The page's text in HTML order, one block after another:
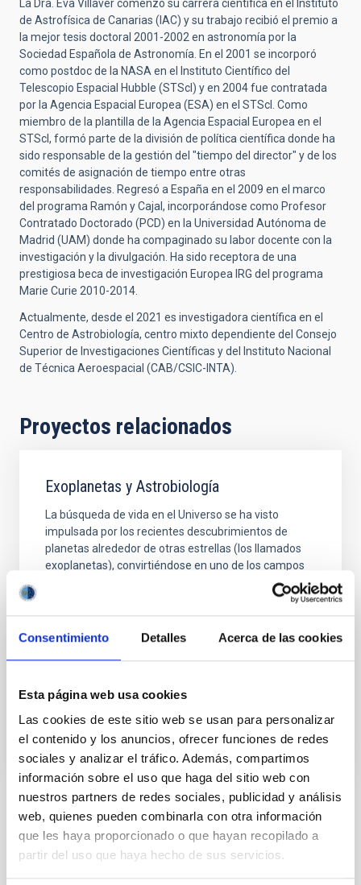
Consentimiento Detalles Acerca de las cookies
Esta página web usa cookies
Las cookies de este sitio web se usan para personalizar
el contenido y los anuncios, ofrecer funciones de redes
sociales y analizar el tráfico. Además, compartimos
información sobre el uso que haga del sitio web con
nuestros partners de redes sociales, publicidad y análisis
web, quienes pueden combinarla con otra información
que les haya proporcionado o que hayan recopilado a
partir del uso que haya hecho de sus servicios.
La Dra. Eva Villavercomenzó su carrera científica en el Instituto
de Astrofísica de Canarias (IAC) y su trabajo recibió el premio a
la mejor tesis doctoral 2001-2002 en astronomía por la
Sociedad Española de Astronomía. En el 2001 se incorporó
como postdoc de la NASA en el Instituto Científico del
Telescopio Espacial Hubble (STScI) y en 2004 fue contratada
por la Agencia Espacial Europea (ESA) en el STScI. Como
miembro de la plantilla de la Agencia Espacial Europea en el
STScI, formó parte de la división de pol ítica científica donde ha
sido responsable de la gestión del "tiempo del director" y de los
comités de asignación de tiempo entre otras
responsabilidades. Regresó a España en el 2009 en el marco
del programa Ramón y Cajal, incorporándose como Profesor
Contratado Doctorado (PCD) en la Universidad Autónoma de
Madrid (UAM) donde ha compaginado su labor docente con la
investigación y la divulgación. Ha sido receptora de una
prestigiosa beca de investigación Europea IRG del programa
Marie Curie 2010-2014.
Actualmente, desde el 2021 es investigadora científica en el
Centro de Astrobiología, centro mixto dependiente del Consejo
Superior de Investigaciones Científicas y del Instituto Nacional
de Técnica Aeroespacial (CAB/CSIC-INTA).
Proyectos relacionados
Exoplanetas y Astrobiología
La búsqueda de vida en el Universo se ha visto
impulsada por los recientes descubrimientos de
planetas alrededor de otras estrellas (los llamados
exoplanetas), convirtiéndose en uno de los campos
más activos dentro de la Astrofísica moderna. En los
últimos años los descubrimientos cada vez más
numerosos de nuevos exoplanetas y los últimos
avances
En ejecución
TIPO
ESTANCIA EN EL IAC
PROGRAMA DE VISITANTES
FUNDACIÓN JESÚS SERRA